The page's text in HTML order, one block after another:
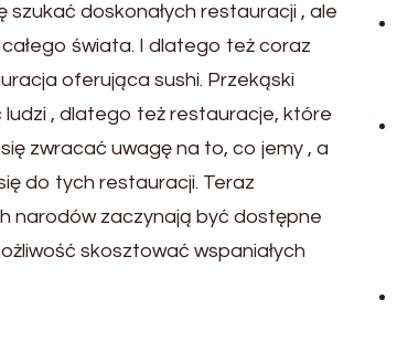
szukać doskonałych restauracji , ale
świata. I dlatego też coraz
oferująca sushi. Przekąski
, dlatego też restauracje, które
zwracać uwagę na to, co jemy , a
do tych restauracji. Teraz
narodów zaczynają być dostępne
skosztować wspaniałych